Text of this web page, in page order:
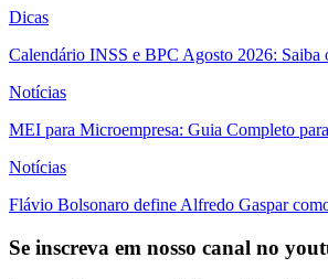
Dicas
Calendário INSS e BPC Agosto 2026:
Notícias
MEI para Microempresa: Guia Completo
Notícias
Flávio Bolsonaro define Alfredo Gaspar
Se inscreva em nosso canal no